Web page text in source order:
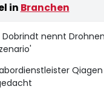
in Branchen
Dobrindt nennt